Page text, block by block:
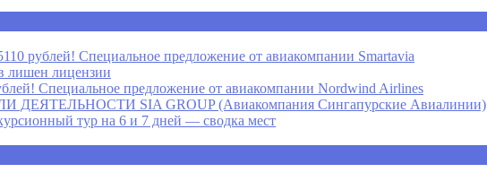
рублей! Специальное предложение от авиакомпании Smartavia
лишен лицензии
Специальное предложение от авиакомпании Nordwind Airlines
SIA GROUP (Авиакомпания Сингапурские Авиалинии)
тур на 6 и 7 дней — сводка мест